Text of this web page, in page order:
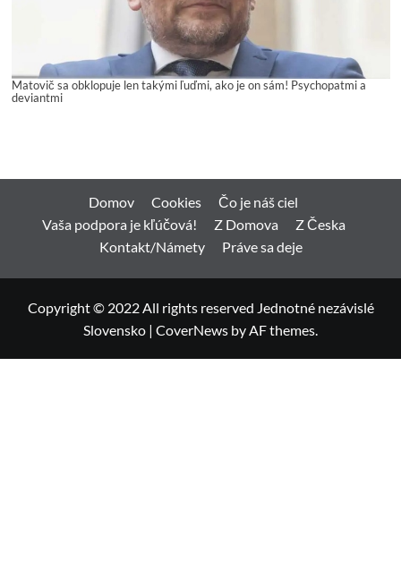
Matovič sa obklopuje len takými ľuďmi, ako je on sám! Psychopatmi a
deviantmi
Domov Cookies
Čo je náš ciel
Vaša podpora je kľúčová!
Z Domova
Z Česka
Kontakt/Námety
Práve sa deje
Copyright © 2022 All rights reserved Jednotné nezávislé
Slovensko | CoverNews by AF themes.